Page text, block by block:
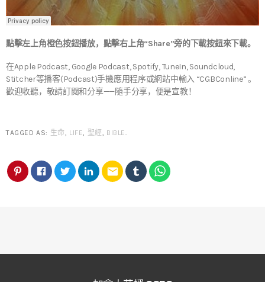
點擊左上角橙色按鈕播放，點擊右上角“Share”旁的下載按鈕來下載。
在Apple Podcast, Google Podcast, Spotify, TuneIn, Soundcloud,
Stitcher等播客(Podcast)手機應用程序或網站中輸入 “CGBConline” 。
歡迎收聽，敬請訂閱和分享——隨手分享，便是宣教！
TAGGED AS: 生命, LIFE, 聖經, BIBLE.
email